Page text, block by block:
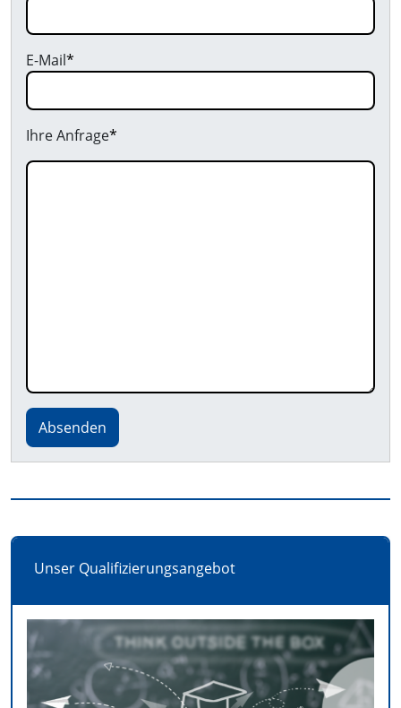
E-Mail*
Ihre Anfrage*
Absenden
Unser Qualifizierungsangebot